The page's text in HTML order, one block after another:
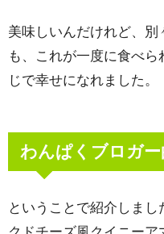
美味しいんだけれど、
も、これが一度に食べ
じで幸せになれました。
わんぱくブロガ
ということで紹介しま